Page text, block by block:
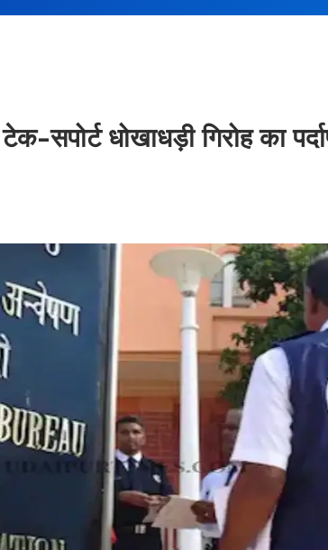
सपोर्ट धोखाधड़ी गिरोह का